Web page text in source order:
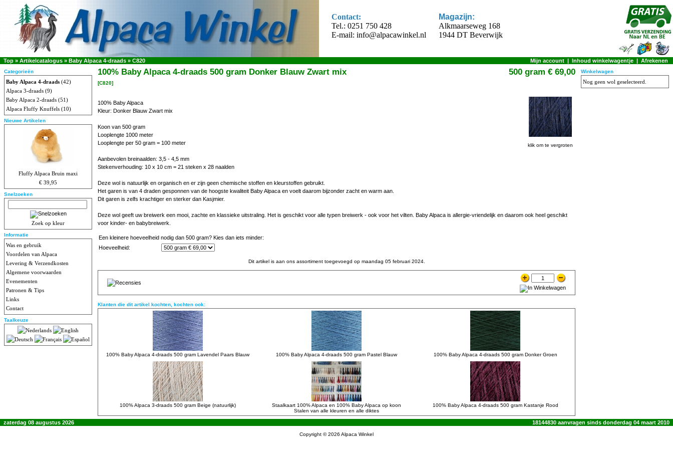
Contact:
Tel.: 0251 750 428
E-mail: info@alpacawinkel.nl
Magazijn:
Alkmaarseweg 168
1944 DT Beverwijk
Top » Artikelcatalogus » Baby Alpaca 4-draads » C820 Mijn account | Inhoud winkelwagentje | Afrekenen
Categorieën
Baby Alpaca 4-draads (42)
Alpaca 3-draads (9)
Baby Alpaca 2-draads (51)
Alpaca Fluffy Knuffels (10)
Nieuwe Artikelen
Fluffy Alpaca Bruin maxi
€ 39,95
Snelzoeken
Zoek op kleur
Informatie
Was en gebruik
Voordelen van Alpaca
Levering & Verzendkosten
Algemene voorwaarden
Evenementen
Patronen & Tips
Links
Contact
Taalkeuze
100% Baby Alpaca 4-draads 500 gram Donker Blauw Zwart mix
[C820]
500 gram € 69,00
klik om te vergroten
100% Baby Alpaca
Kleur: Donker Blauw Zwart mix
Koon van 500 gram
Looplengte 1000 meter
Looplengte per 50 gram = 100 meter
Aanbevolen breinaalden: 3,5 - 4,5 mm
Stekenverhouding: 10 x 10 cm = 21 steken x 28 naalden
Deze wol is natuurlijk en organisch en er zijn geen chemische stoffen en kleurstoffen gebruikt.
Het garen is van 4 draden gesponnen van de hoogste kwaliteit Baby Alpaca en voelt daarom bijzonder zacht en warm aan.
Dit garen is zelfs krachtiger en sterker dan Kasjmier.
Deze wol geeft uw breiwerk een mooi, zachte en klassieke uitstraling. Het is geschikt voor alle typen breiwerk - ook voor het vilten. Baby Alpaca is allergie-vriendelijk en daarom ook heel geschikt
voor kinder- en babybreiwerk.
Een kleinere hoeveelheid nodig dan 500 gram? Kies dan iets minder:
Hoeveelheid:
Dit artikel is aan ons assortiment toegevoegd op maandag 05 februari 2024.
Klanten die dit artikel kochten, kochten ook:
100% Baby Alpaca 4-draads 500 gram Lavendel Paars Blauw 100% Baby Alpaca 4-draads 500 gram Pastel Blauw 100% Baby Alpaca 4-draads 500 gram Donker Groen
100% Alpaca 3-draads 500 gram Beige (natuurlijk)
Staalkaart 100% Alpaca en 100% Baby Alpaca op koon
Stalen van alle kleuren en alle diktes
100% Baby Alpaca 4-draads 500 gram Kastanje Rood
Winkelwagen
Nog geen wol geselecteerd.
zaterdag 08 augustus 2026 18144830 aanvragen sinds donderdag 04 maart 2010
Copyright © 2026 Alpaca Winkel